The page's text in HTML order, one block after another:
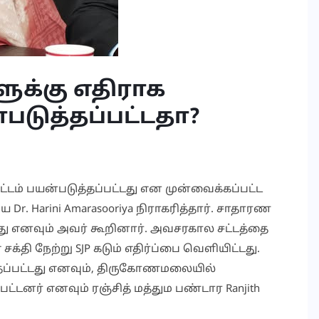
எதிராக
பயன்படுத்தப்பட்டது என முன்வைக்கப்பட்ட
Harini Amarasooriya நிராகரித்தார். சாதாரண
எனவும் அவர் கூறினார். அவசரகால சட்டத்தை
நேற்று SJP கடும் எதிர்ப்பை வெளியிட்டது.
எனவும், திருகோணமலையில்
எனவும் ரஞ்சித் மத்தும பண்டார Ranjith